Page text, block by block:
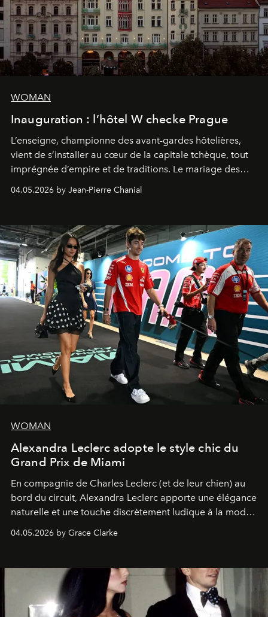
WOMAN
Inauguration : l’hôtel W checke Prague
L’enseigne, championne des avant-gardes hôtelières,
vient de s’installer au cœur de la capitale tchèque, tout
imprégnée d’empire et de traditions. Le mariage des
extrêmes fait merveille.
04.05.2026 by Jean-Pierre Chanial
WOMAN
Alexandra Leclerc adopte le style chic du
Grand Prix de Miami
En compagnie de Charles Leclerc (et de leur chien) au
bord du circuit, Alexandra Leclerc apporte une élégance
naturelle et une touche discrètement ludique à la mode
de la Formule 1.
04.05.2026 by Grace Clarke